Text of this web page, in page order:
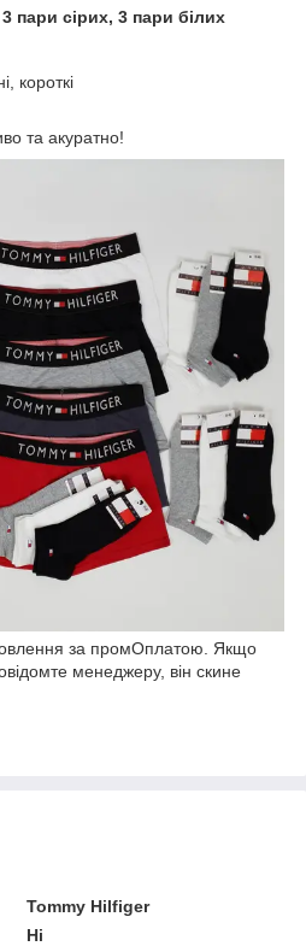
пари сірих, 3 пари білих
короткі
та акуратно!
за промОплатою. Якщо
менеджеру, він скине
Tommy Hilfiger
Ні